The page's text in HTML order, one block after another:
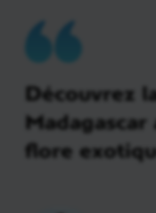
Découvrez
Madagascar
flore